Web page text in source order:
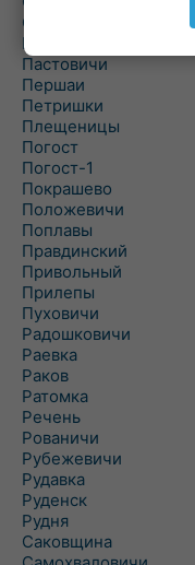
Острошицкий Городок
Пасека
Пастовичи
Першаи
Петришки
Плещеницы
Погост
Погост-1
Покрашево
Положевичи
Поплавы
Правдинский
Привольный
Прилепы
Пуховичи
Радошковичи
Раевка
Раков
Ратомка
Речень
Рованичи
Рубежевичи
Рудавка
Руденск
Рудня
Саковщина